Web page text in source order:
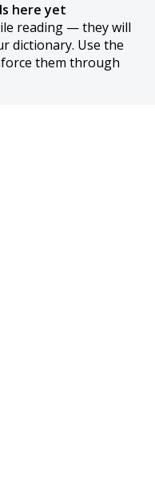
here yet
reading — they will
dictionary. Use the
them through